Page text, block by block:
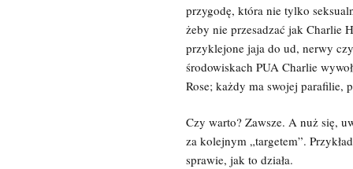
przygodę, która nie tylko
żeby nie przesadzać jak Charlie
przyklejone jaja do ud, nerwy
środowiskach PUA Charlie
Rose; każdy ma swojej parafilie,
Czy warto? Zawsze. A nuż się,
za kolejnym „targetem”.
sprawie, jak to działa.